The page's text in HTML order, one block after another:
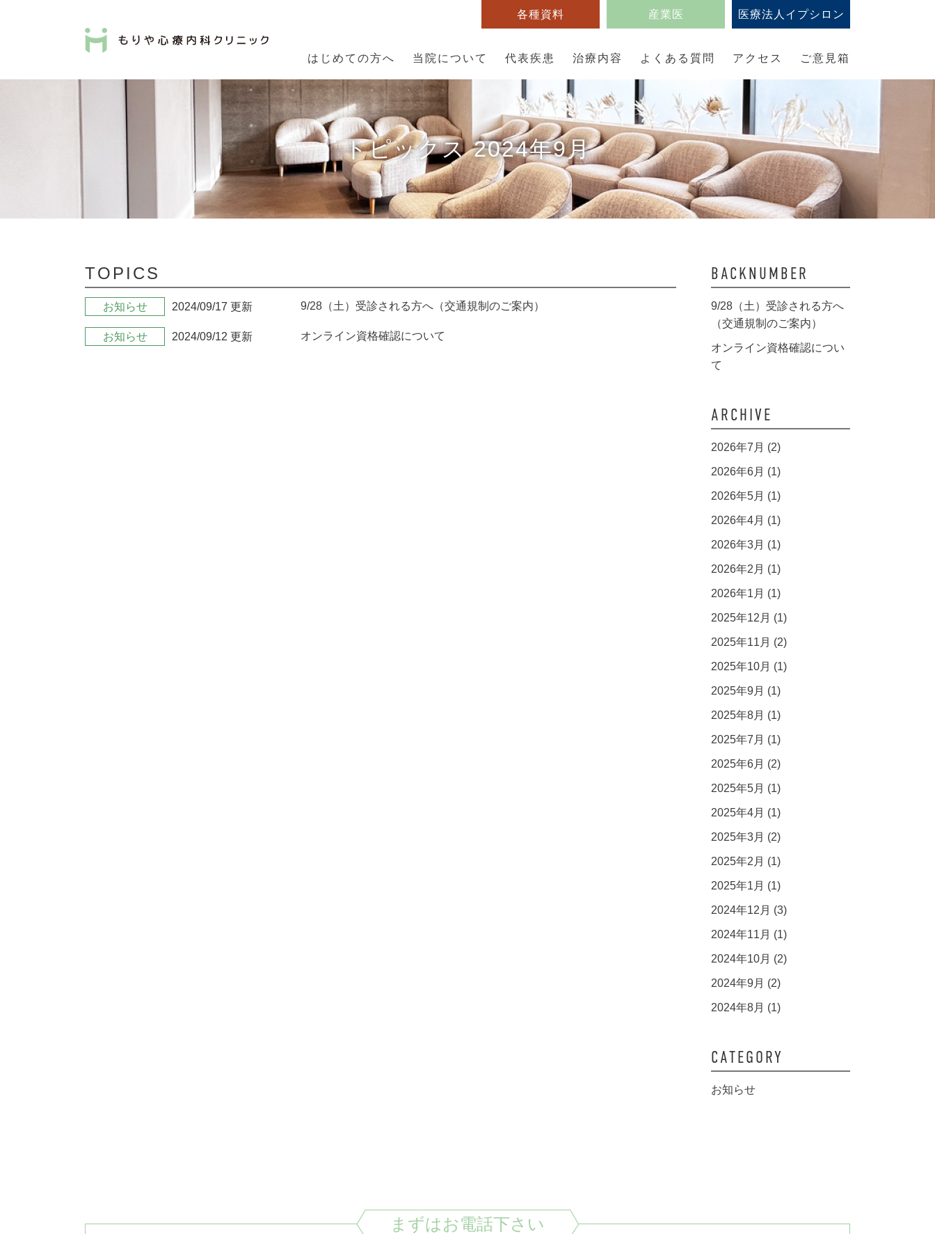
各種資料 産業医 医療法人イプシロン
はじめての方へ 当院について 代表疾患 治療内容 よくある質問 アクセス ご意見箱
トピックス 2024年9月
TOPICS
お知らせ 2024/09/17 更新 9/28（土）受診される方へ（交通規制のご案内）
お知らせ 2024/09/12 更新 オンライン資格確認について
BACKNUMBER
9/28（土）受診される方へ
（交通規制のご案内）
オンライン資格確認につい
て
ARCHIVE
2026年7月 (2)
2026年6月 (1)
2026年5月 (1)
2026年4月 (1)
2026年3月 (1)
2026年2月 (1)
2026年1月 (1)
2025年12月 (1)
2025年11月 (2)
2025年10月 (1)
2025年9月 (1)
2025年8月 (1)
2025年7月 (1)
2025年6月 (2)
2025年5月 (1)
2025年4月 (1)
2025年3月 (2)
2025年2月 (1)
2025年1月 (1)
2024年12月 (3)
2024年11月 (1)
2024年10月 (2)
2024年9月 (2)
2024年8月 (1)
CATEGORY
お知らせ
まずはお電話下さい